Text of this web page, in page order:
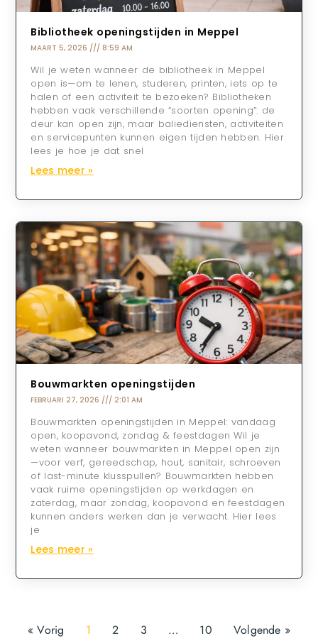
Bibliotheek openingstijden in Meppel
MAART 5, 2026 8:59 AM
Wil je weten wanneer de bibliotheek in Meppel
open is—om te lenen, studeren, printen, iets op te
halen of een activiteit te bezoeken? Bibliotheken
hebben vaak verschillende “soorten opening”: de
deur kan open zijn, maar baliediensten, activiteiten
en servicepunten kunnen eigen tijden hebben. Hier
lees je hoe je dat snel
Lees meer »
Bouwmarkten openingstijden
FEBRUARI 27, 2026 2:01 AM
Bouwmarkten openingstijden in Meppel: vandaag
open, koopavond, zondag & feestdagen Wil je
weten wanneer bouwmarkten in Meppel open zijn
—voor verf, gereedschap, hout, sanitair, schroeven
of last-minute klusspullen? Bouwmarkten hebben
vaak ruime openingstijden op werkdagen en
zaterdag, maar zondag, koopavond en feestdagen
kunnen anders werken dan je verwacht. Hier lees
je
Lees meer »
« Vorig 1 2 3 … 10 Volgende »